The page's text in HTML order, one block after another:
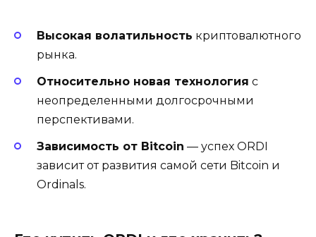
Высокая волатильность криптовалютного
рынка.
Относительно новая технология с
неопределенными долгосрочными
перспективами.
Зависимость от Bitcoin — успех ORDI
зависит от развития самой сети Bitcoin и
Ordinals.